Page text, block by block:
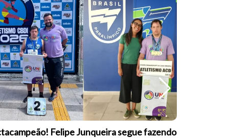
Felipe Junqueira segue fazendo